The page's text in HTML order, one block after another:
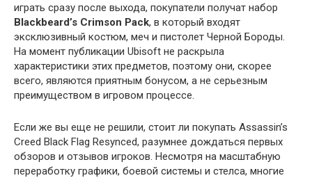
играть сразу после выхода, покупатели получат набор
Blackbeard’s Crimson Pack, в который входят
эксклюзивный костюм, меч и пистолет Черной Бороды.
На момент публикации Ubisoft не раскрыла
характеристики этих предметов, поэтому они, скорее
всего, являются приятным бонусом, а не серьезным
преимуществом в игровом процессе.
Если же вы еще не решили, стоит ли покупать Assassin’s
Creed Black Flag Resynced, разумнее дождаться первых
обзоров и отзывов игроков. Несмотря на масштабную
переработку графики, боевой системы и стелса, многие